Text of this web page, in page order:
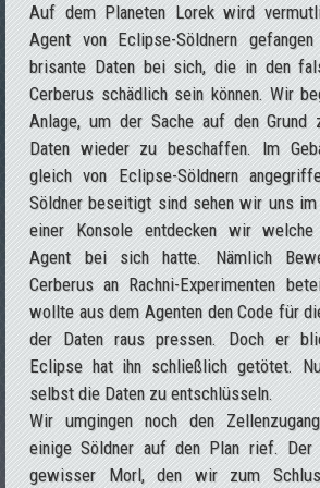
Auf dem Planeten Lorek wird
Agent von Eclipse-Söldnern
brisante Daten bei sich, die in den
Cerberus schädlich sein können. Wir
Anlage, um der Sache auf den Grund
Daten wieder zu beschaffen. Im
gleich von Eclipse-Söldnern
Söldner beseitigt sind sehen wir uns
einer Konsole entdecken wir welche
Agent bei sich hatte. Nämlich
Cerberus an Rachni-Experimenten
wollte aus dem Agenten den Code für
der Daten raus pressen. Doch er
Eclipse hat ihn schließlich getötet.
selbst die Daten zu entschlüsseln.
Wir umgingen noch den
einige Söldner auf den Plan rief. Der
gewisser Morl, den wir zum